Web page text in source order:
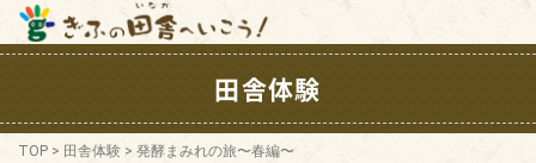
田舎体験
TOP > 田舎体験 > 発酵まみれの旅〜春編〜